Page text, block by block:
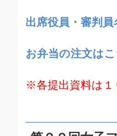
出席役員・審判
お弁当の注文は
※各提出資料は